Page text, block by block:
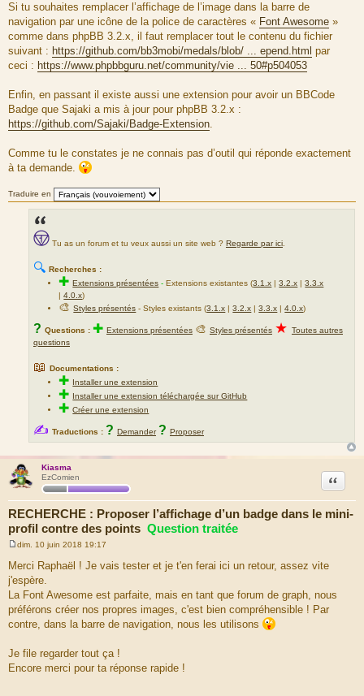
Si tu souhaites remplacer l’affichage de l’image dans la barre de
navigation par une icône de la police de caractères « Font Awesome »
comme dans phpBB 3.2.x, il faut remplacer tout le contenu du fichier
suivant : https://github.com/bb3mobi/medals/blob/ ... epend.html par
ceci : https://www.phpbbguru.net/community/vie ... 50#p504053
Enfin, en passant il existe aussi une extension pour avoir un BBCode
Badge que Sajaki a mis à jour pour phpBB 3.2.x :
https://github.com/Sajaki/Badge-Extension.
Comme tu le constates je ne connais pas d’outil qui réponde exactement
à ta demande.
Traduire en
Tu as un forum et tu veux aussi un site web ? Regarde par ici
🔍 Recherches :
✚Extensions présentées -Extensions existantes (3.1.x |3.2.x |3.3.x
|4.0.x)
🎨Styles présentés - Styles existants (3.1.x |3.2.x |3.3.x |4.0.x)
? Questions : ✚ Extensions présentées 🎨 Styles présentés ★ Toutes autres
questions
📖 Documentations :
✚ Installer une extension
✚ Installer une extension téléchargée sur GitHub
✚Créer une extension
✍ Traductions : ? Demander ? Proposer
Kiasma
EzComien
RECHERCHE : Proposer l’affichage d’un badge dans le mini-
profil contre des points Question traitée
Citation
s
s
g
e
dim. 10 juin 2018 19:17
Merci Raphaël ! Je vais tester et je t'en ferai ici un retour, assez vite
j'espère.
La Font Awesome est parfaite, mais en tant que forum de graph, nous
préférons créer nos propres images, c'est bien compréhensible ! Par
contre, dans la barre de navigation, nous les utilisons
Je file regarder tout ça !
Encore merci pour ta réponse rapide !